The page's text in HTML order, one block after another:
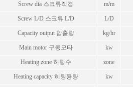
Screw dia 스크류직경 m/m
Screw L/D 스크류 L/D L/D
Capacity output 압출량 kg/hr
Main motor 구동모타 kw
Heating zone 히팅수 zone
Heating capacity 히팅용량 kw